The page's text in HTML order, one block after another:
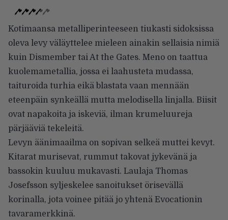
Kotimaansa metalliperinteeseen tiukasti sidoksissa
oleva levy väläyttelee mieleen ainakin sellaisia nimiä
kuin Dismember tai At the Gates. Meno on taattua
kuolemametallia, jossa ei laahusteta mudassa,
taituroida turhia eikä blastata vaan mennään
eteenpäin synkeällä mutta melodisella linjalla. Biisit
ovat napakoita ja iskeviä, ilman krumeluureja
pärjääviä tekeleitä.
Levyn äänimaailma on sopivan selkeä muttei kevyt.
Kitarat murisevat, rummut takovat jykevänä ja
bassokin kuuluu mukavasti. Laulaja Thomas
Josefsson syljeskelee sanoitukset örisevällä
korinalla, jota voinee pitää jo yhtenä Evocationin
tavaramerkkinä.